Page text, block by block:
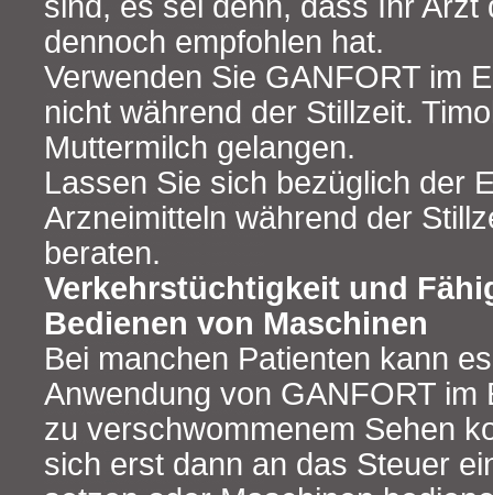
sind, es sei denn, dass Ihr Arzt
dennoch empfohlen hat.
Verwenden Sie GANFORT im
nicht während der Stillzeit.
Muttermilch gelangen.
Lassen Sie sich bezüglich der
Arzneimitteln während der
beraten.
Verkehrstüchtigkeit und
Bedienen von Maschinen
Bei manchen Patienten kann
Anwendung von GANFORT im
zu verschwommenem Sehen
sich erst dann an das Steuer